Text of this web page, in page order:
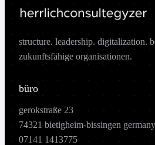
structure. leadership. digitalization.
zukunftsfähige organisationen.
büro
gerokstraße 23
74321 bietigheim-bissingen germany
07141 1413775